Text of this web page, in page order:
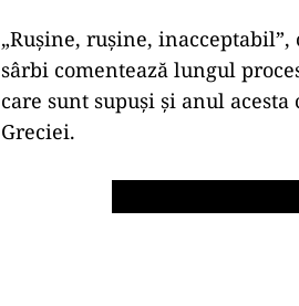
„Rușine, rușine,
sârbi comentează lungul
care sunt supuși și anul
Greciei.